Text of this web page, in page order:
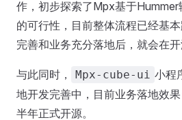
作，初步探索了Mpx基于
的可行性，目前整体流程已经基
完善和业务充分落地后，就会在开
与此同时， Mpx-cube-ui 小程
地开发完善中，目前业务落地效
半年正式开源。